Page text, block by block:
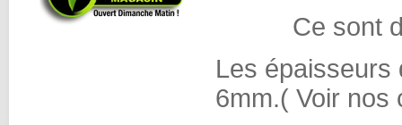
Ce sont
Les
6mm.( Voir nos